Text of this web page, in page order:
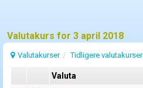
Valutakurs for 3 april 2018
Valutakurser Tidligere valutakurser
Valuta